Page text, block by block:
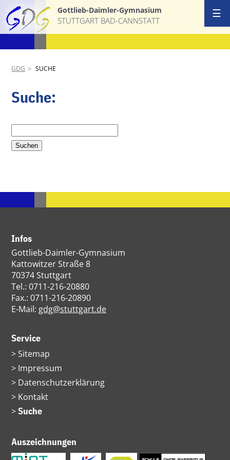
Gottlieb-Daimler-Gymnasium
STUTTGART BAD-CANNSTATT
GDG SUCHE
Suche:
Suchbegriffe
Suchen
☰
Infos
Gottlieb-Daimler-Gymnasium
Kattowitzer Straße 8
70374 Stuttgart
Tel.: 0711-216-20880
Fax.: 0711-216-20890
E-Mail: gdg@stuttgart.de
Service
Navigation
überspringen
Sitemap
Impressum
Datenschutzerklärung
Kontakt
Suche
Auszeichnungen